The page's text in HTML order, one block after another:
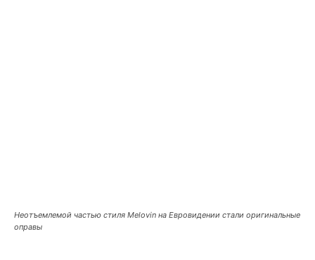
Неотъемлемой частью стиля Melovin на Евровидении стали оригинальные
оправы